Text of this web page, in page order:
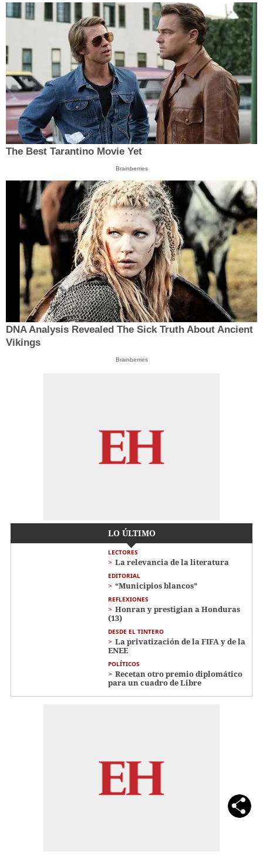
The Best Tarantino Movie Yet
Brainberries
DNA Analysis Revealed The Sick Truth About Ancient
Vikings
Brainberries
LO ÚLTIMO
LECTORES
La relevancia de la literatura
EDITORIAL
“Municipios blancos”
REFLEXIONES
Honran y prestigian a Honduras
(13)
DESDE EL TINTERO
La privatización de la FIFA y de la
ENEE
POLÍTICOS
Recetan otro premio diplomático
para un cuadro de Libre